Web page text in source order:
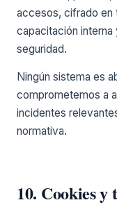
accesos, cifrado en
capacitación
seguridad.
Ningún sistema es
comprometemos a
incidentes
normativa.
10. Cookies y